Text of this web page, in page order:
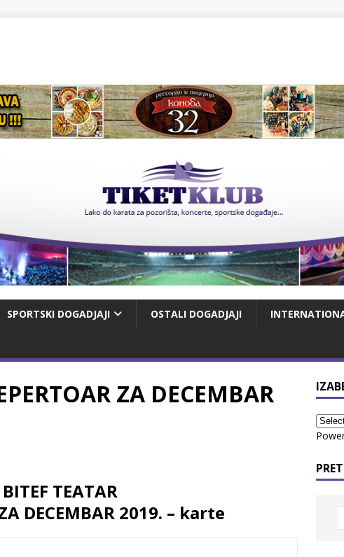
SPORTSKI DOGADJAJI OSTALI DOGADJAJI
ZA DECEMBAR
BITEF TEATAR
DECEMBAR 2019. – karte